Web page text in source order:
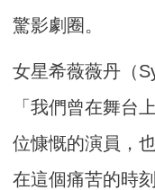
驚影劇圈。
女星希薇薇丹（
「我們曾在舞台
位慷慨的演員，
在這個痛苦的時